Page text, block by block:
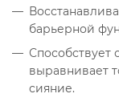
барьерной
Способствует
выравнивает
сияние.